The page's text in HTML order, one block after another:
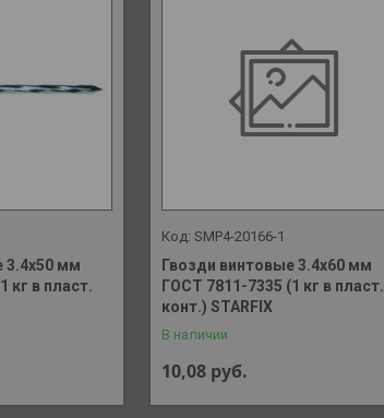
3.4х50 мм
кг в пласт.
SMP4-20166-1
Гвозди винтовые 3.4х60 мм
ГОСТ 7811-7335 (1 кг в пласт.
конт.) STARFIX
В наличии
10,08 руб.